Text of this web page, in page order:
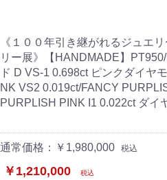
《１００年引き継がれるジュエ
リー展》【HANDMADE】
ド D VS-1 0.698ct ピンクダイヤ
NK VS2 0.019ct/FANCY
PURPLISH PINK I1 0.022ct ダイ
通常価格：￥1,980,000 税込
￥1,210,000 税込